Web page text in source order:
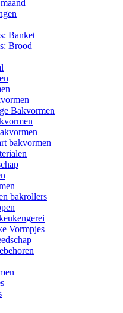
Banket
Brood
Bakvormen
bakvormen
bakrollers
Vormpjes